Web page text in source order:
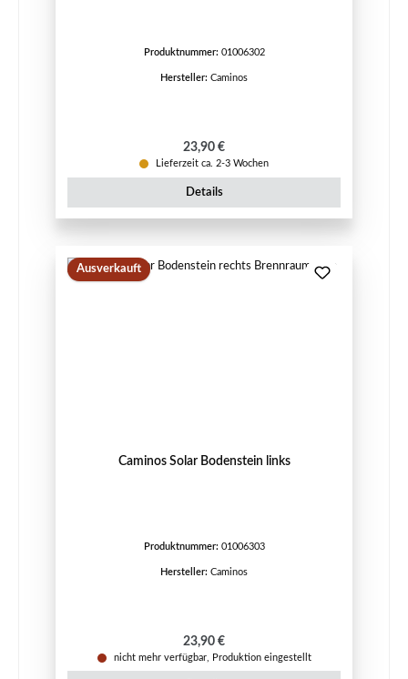
Produktnummer: 01006302
Hersteller: Caminos
Regulärer Preis:
23,90 €
Lieferzeit ca. 2-3 Wochen
Details
Ausverkauft
Caminos Solar Bodenstein links
Produktnummer: 01006303
Hersteller: Caminos
Regulärer Preis:
23,90 €
nicht mehr verfügbar, Produktion eingestellt